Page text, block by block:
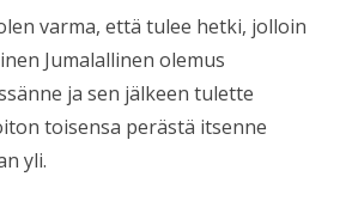
varma, että tulee hetki, jolloin
Jumalallinen olemus
ja sen jälkeen tulette
toisensa perästä itsenne
yli.